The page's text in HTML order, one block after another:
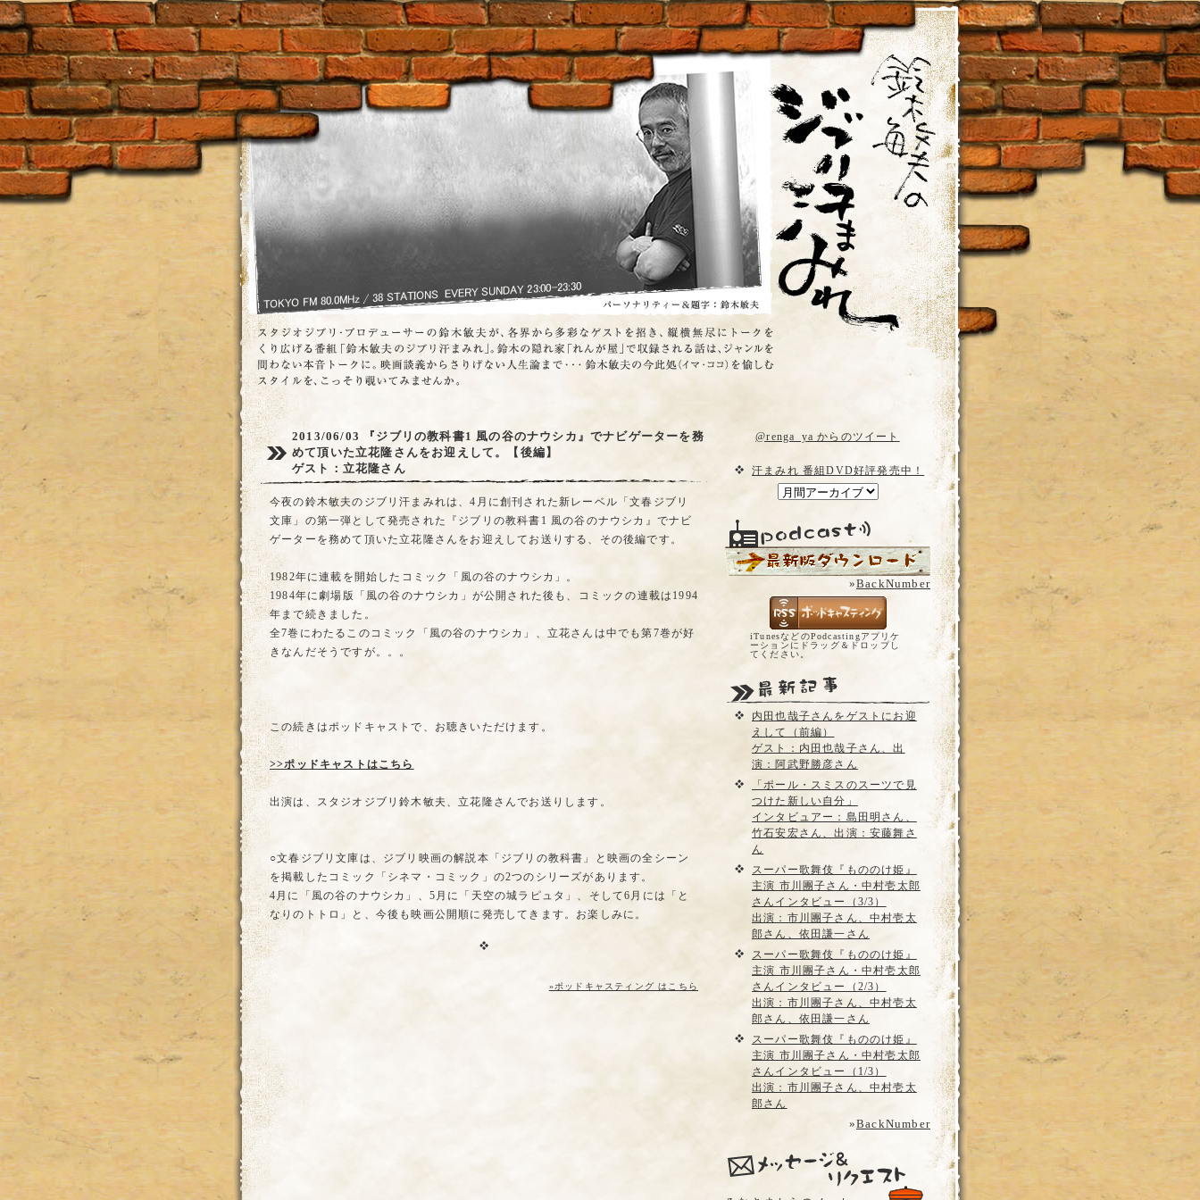
2013/06/03
『ジブリの教科書1 風の谷のナウシカ』でナビゲーターを務
めて頂いた立花隆さんをお迎えして。【後編】
ゲスト：立花隆さん
今夜の鈴木敏夫のジブリ汗まみれは、4月に創刊された新レーベル「文春ジブリ
文庫」の第一弾として発売された『ジブリの教科書1 風の谷のナウシカ』でナビ
ゲーターを務めて頂いた立花隆さんをお迎えしてお送りする、その後編です。
1982年に連載を開始したコミック「風の谷のナウシカ」。
1984年に劇場版「風の谷のナウシカ」が公開された後も、コミックの連載は1994
年まで続きました。
全7巻にわたるこのコミック「風の谷のナウシカ」、立花さんは中でも第7巻が好
きなんだそうですが。。。
この続きはポッドキャストで、お聴きいただけます。
>>ポッドキャストはこちら
出演は、スタジオジブリ鈴木敏夫、立花隆さんでお送りします。
○文春ジブリ文庫は、ジブリ映画の解説本「ジブリの教科書」と映画の全シーン
を掲載したコミック「シネマ・コミック」の2つのシリーズがあります。
4月に「風の谷のナウシカ」、5月に「天空の城ラピュタ」、そして6月には「と
なりのトトロ」と、今後も映画公開順に発売してきます。お楽しみに。
»ポッドキャスティング はこちら
@renga_ya からのツイート
汗まみれ 番組DVD好評発売中！
»BackNumber
iTunesなどのPodcastingアプリケ
ーションにドラッグ＆ドロップし
てください。
内田也哉子さんをゲストにお迎
えして（前編）
ゲスト：内田也哉子さん、出
演：阿武野勝彦さん
「ポール・スミスのスーツで見
つけた新しい自分」
インタビュアー：島田明さん、
竹石安宏さん、出演：安藤舞さ
ん
スーパー歌舞伎『もののけ姫』
主演 市川團子さん・中村壱太郎
さんインタビュー（3/3）
出演：市川團子さん、中村壱太
郎さん、依田謙一さん
スーパー歌舞伎『もののけ姫』
主演 市川團子さん・中村壱太郎
さんインタビュー（2/3）
出演：市川團子さん、中村壱太
郎さん、依田謙一さん
スーパー歌舞伎『もののけ姫』
主演 市川團子さん・中村壱太郎
さんインタビュー（1/3）
出演：市川團子さん、中村壱太
郎さん
»BackNumber